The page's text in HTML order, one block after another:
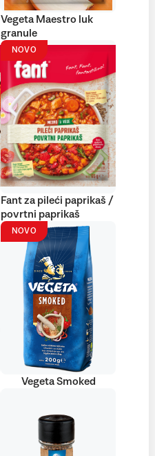
Vegeta Maestro luk
granule
NOVO
Fant za pileći paprikaš /
povrtni paprikaš
NOVO
Vegeta Smoked